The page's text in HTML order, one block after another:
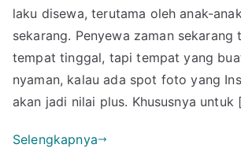
Kontrakan
yang
Instagramable
laku disewa, terutama oleh anak-
sekarang. Penyewa zaman sekarang
tempat tinggal, tapi tempat yang
nyaman, kalau ada spot foto yang
akan jadi nilai plus. Khususnya untuk
Selengkapnya